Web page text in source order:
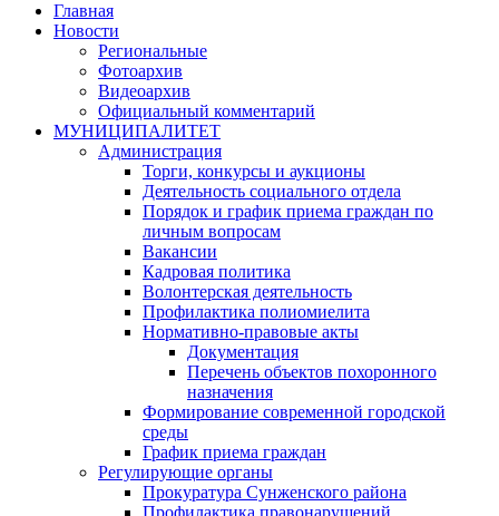
Главная
Новости
Региональные
Фотоархив
Видеоархив
Официальный комментарий
МУНИЦИПАЛИТЕТ
Администрация
Торги, конкурсы и аукционы
Деятельность социального отдела
Порядок и график приема граждан по
личным вопросам
Вакансии
Кадровая политика
Волонтерская деятельность
Профилактика полиомиелита
Нормативно-правовые акты
Документация
Перечень объектов похоронного
назначения
Формирование современной городской
среды
График приема граждан
Регулирующие органы
Прокуратура Сунженского района
Профилактика правонарушений